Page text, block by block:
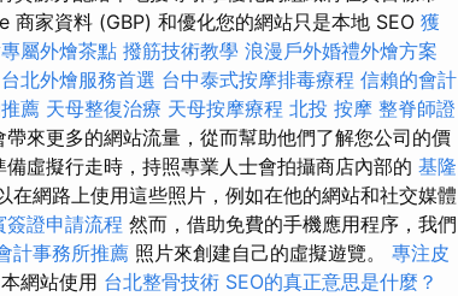
家資料 (GBP) 和優化您的網站只是本地 SEO 獲
屬外燴茶點 撥筋技術教學 浪漫戶外婚禮外燴方案
台北外燴服務首選 台中泰式按摩排毒療程 信賴的會計
薦 天母整復治療 天母按摩療程 北投 按摩 整脊師證
來更多的網站流量，從而幫助他們了解您公司的價
備虛擬行走時，持照專業人士會拍攝商店內部的 基隆
在網路上使用這些照片，例如在他的網站和社交媒體
簽證申請流程 然而，借助免費的手機應用程序，我們
計事務所推薦 照片來創建自己的虛擬遊覽。 專注皮
本網站使用 台北整骨技術 SEO的真正意思是什麼？